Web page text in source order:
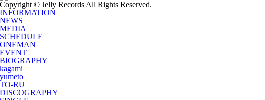
Copyright © Jelly Records All Rights Reserved.
INFORMATION
NEWS
MEDIA
SCHEDULE
ONEMAN
EVENT
BIOGRAPHY
kagami
yumeto
TO-RU
DISCOGRAPHY